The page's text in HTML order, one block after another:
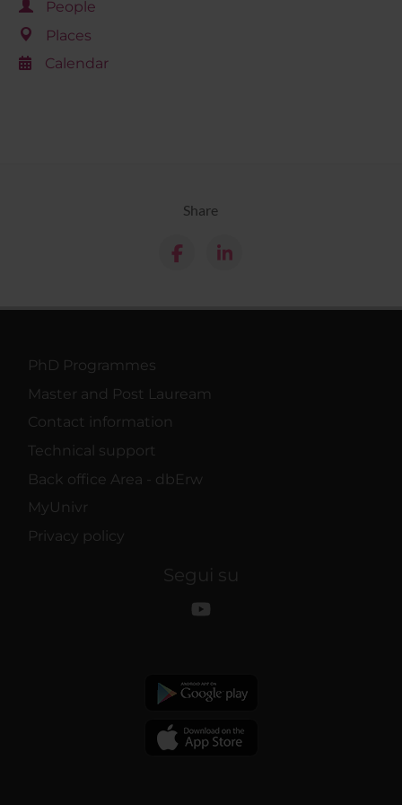
People
Places
Calendar
Share
PhD Programmes
Master and Post Lauream
Contact information
Technical support
Back office Area - dbErw
MyUnivr
Privacy policy
Segui su